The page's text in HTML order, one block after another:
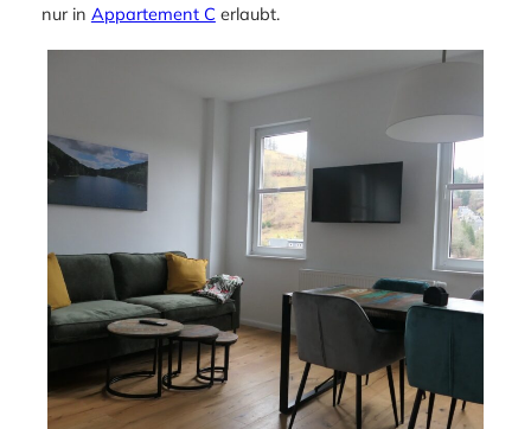
nur in Appartement C erlaubt.